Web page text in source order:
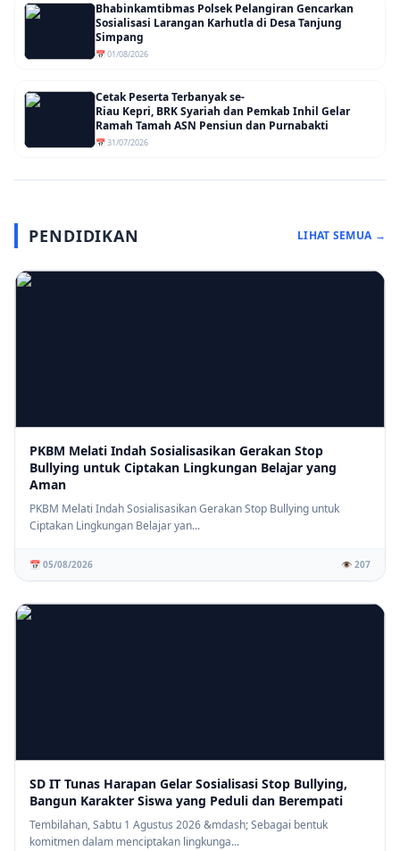
Bhabinkamtibmas Polsek Pelangiran Gencarkan
Sosialisasi Larangan Karhutla di Desa Tanjung
Simpang
📅 01/08/2026
Cetak Peserta Terbanyak se-
Riau Kepri, BRK Syariah dan Pemkab Inhil Gelar
Ramah Tamah ASN Pensiun dan Purnabakti
📅 31/07/2026
PENDIDIKAN LIHAT SEMUA →
PKBM Melati Indah Sosialisasikan Gerakan Stop
Bullying untuk Ciptakan Lingkungan Belajar yang
Aman
PKBM Melati Indah Sosialisasikan Gerakan Stop Bullying untuk
Ciptakan Lingkungan Belajar yan...
📅 05/08/2026 👁️ 207
SD IT Tunas Harapan Gelar Sosialisasi Stop Bullying,
Bangun Karakter Siswa yang Peduli dan Berempati
Tembilahan, Sabtu 1 Agustus 2026 &mdash; Sebagai bentuk
komitmen dalam menciptakan lingkunga...